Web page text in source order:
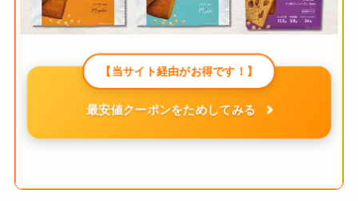
【当サイト経由がお得です！】
最安値クーポンをためしてみる